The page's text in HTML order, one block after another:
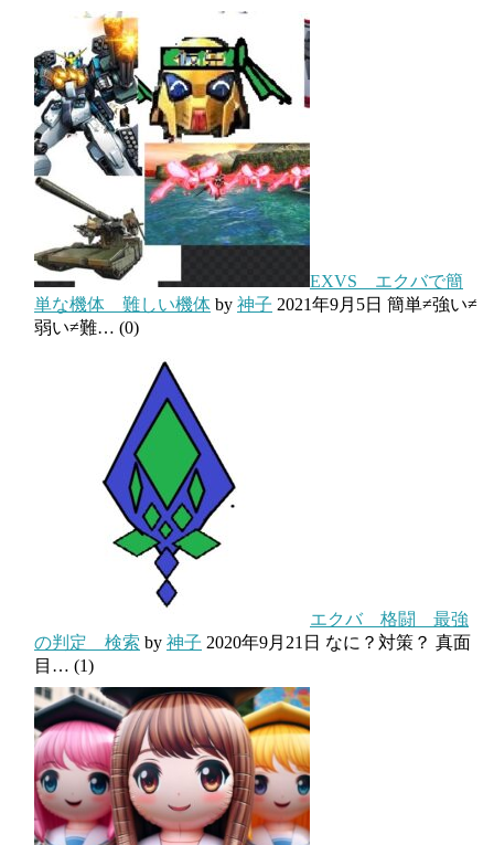
EXVS エクバで簡
単な機体 難しい機体 by 神子 2021年9月5日 簡単≠強い≠
弱い≠難… (0)
エクバ 格闘 最強
の判定 検索 by 神子 2020年9月21日 なに？対策？ 真面
目… (1)